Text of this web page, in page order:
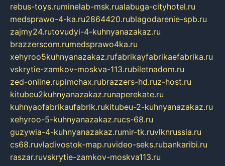
rebus-toys.ruminelab-msk.rualabuga-cityhotel.ru
medsprawo-4-ka.ru2864420.rublagodarenie-spb.ru
zajmy24.rutovudyi-4-kuhnyanazakaz.ru
brazzerscom.rumedsprawo4ka.ru
xehyroo5kuhnyanazakaz.rufabrikayfabrikaefabrika.ru
vskrytie-zamkov-moskva-113.rubiletnadom.ru
zed-online.rupimchax.rubrazzers-hd.ruz-host.ru
kitubeu2kuhnyanazakaz.runaperekate.ru
kuhnyaofabrikaufabrik.rukitubeu-2-kuhnyanazakaz.ru
xehyroo-5-kuhnyanazakaz.rucs-68.ru
guzywia-4-kuhnyanazakaz.rumir-tk.ruvlknrussia.ru
cs68.ruvladivostok-map.ruvideo-seks.rubankaribi.ru
raszar.ruvskrytie-zamkov-moskva113.ru